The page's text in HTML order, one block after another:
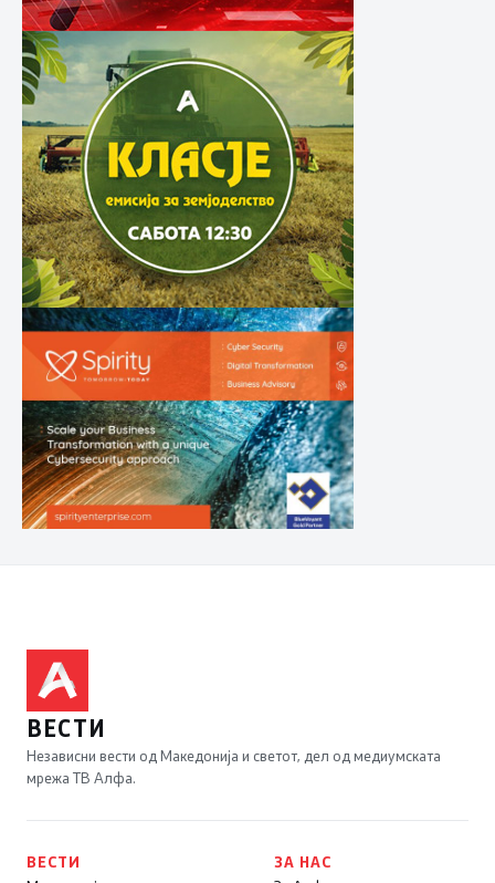
ВЕСТИ
Независни вести од Македонија и светот, дел од медиумската
мрежа ТВ Алфа.
ВЕСТИ
ЗА НАС